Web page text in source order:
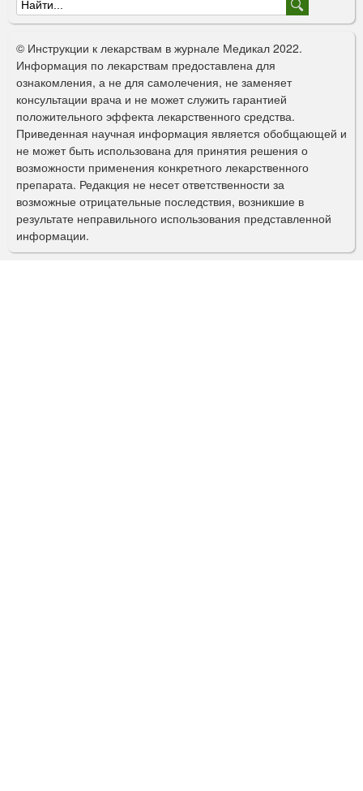
Ф
о
р
м
а
п
о
и
с
к
© Инструкции к лекарствам в журнале Медикал 2022.
Информация по лекарствам предоставлена для
ознакомления, а не для самолечения, не заменяет
консультации врача и не может служить гарантией
положительного эффекта лекарственного средства.
Приведенная научная информация является обобщающей и
не может быть использована для принятия решения о
возможности применения конкретного лекарственного
препарата. Редакция не несет ответственности за
возможные отрицательные последствия, возникшие в
результате неправильного использования представленной
информации.